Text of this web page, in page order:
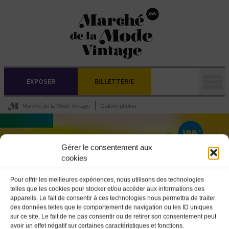
Gérer le consentement aux
cookies
Pour offrir les meilleures expériences, nous utilisons des technologies
telles que les cookies pour stocker et/ou accéder aux informations des
appareils. Le fait de consentir à ces technologies nous permettra de traiter
des données telles que le comportement de navigation ou les ID uniques
sur ce site. Le fait de ne pas consentir ou de retirer son consentement peut
avoir un effet négatif sur certaines caractéristiques et fonctions.
EXPOSER BILLETTERIE
Marché de la Mode Vintage Galerie photos